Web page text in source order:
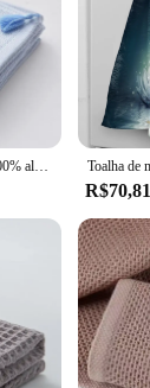
Novo estilo toalha de mão 100% algodão puro adulto toalha cuidados faciais toalha mágica 1 pçs 34x70cm toalha
R$70,81